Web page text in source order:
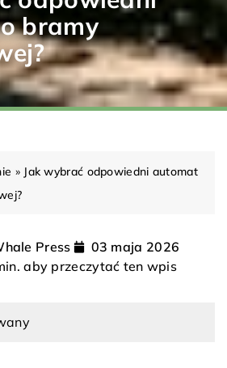
bramy
» Jak wybrać odpowiedni automat
Press
03 maja 2026
aby przeczytać ten wpis